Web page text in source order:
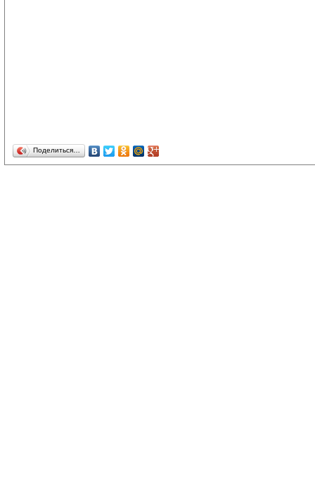
Поделиться…